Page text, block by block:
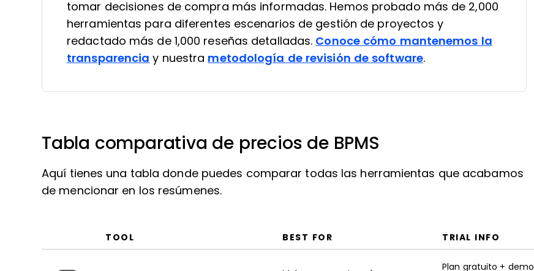
tomar decisiones de compra más informadas. Hemos probado más de 2,000
herramientas para diferentes escenarios de gestión de proyectos y
redactado más de 1,000 reseñas detalladas. Conoce cómo mantenemos la
transparencia y nuestra metodología de revisión de software.
Tabla comparativa de precios de BPMS
Aquí tienes una tabla donde puedes comparar todas las herramientas que acabamos
de mencionar en los resúmenes.
TOOL BEST FOR TRIAL INFO
Plan gratuito + demo